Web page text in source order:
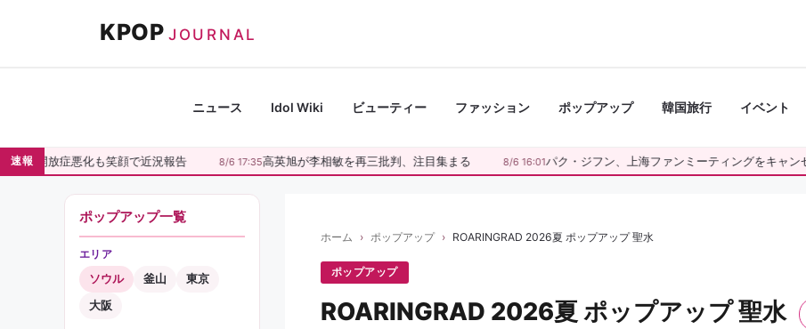
ス
キ
KPOP JOURNAL
ニュース Idol Wiki ビューティー ファッション ポップアップ 韓国旅行 イベント
速報
管開放症悪化も笑顔で近況報告 8/6 17:35高英旭が李相敏を再三批判、注目集まる 8/6 16:01パク・ジフン、上海ファンミーティングをキャンセル
ポップアップ一覧
エリア
ソウル 釜山
東京
大阪
ホーム ポップアップ ROARINGRAD 2026夏 ポップアップ 聖水
ポップアップ
ROARINGRAD 2026夏 ポップアップ 聖水